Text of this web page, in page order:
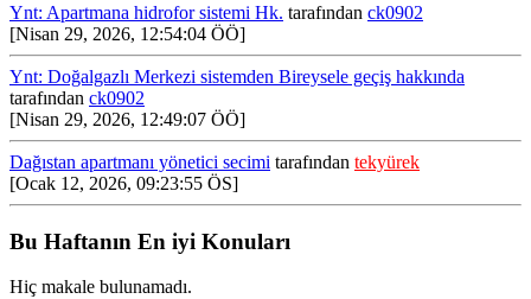
Ynt: Apartmana hidrofor sistemi Hk. tarafından ck0902
[Nisan 29, 2026, 12:54:04 ÖÖ]
Ynt: Doğalgazlı Merkezi sistemden Bireysele geçiş hakkında
tarafından ck0902
[Nisan 29, 2026, 12:49:07 ÖÖ]
Dağıstan apartmanı yönetici secimi tarafından tekyürek
[Ocak 12, 2026, 09:23:55 ÖS]
Bu Haftanın En iyi Konuları
Hiç makale bulunamadı.